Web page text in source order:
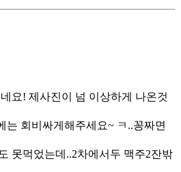
요! 제사진이 넘 이상하게 나온것
는 회비싸게해주세요~ ㅋ..꽁짜면
못먹었는데..2차에서두 맥주2잔밖